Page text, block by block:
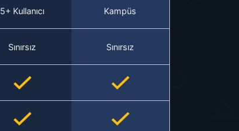
5+ Kullanıcı Kampüs
Sınırsız Sınırsız